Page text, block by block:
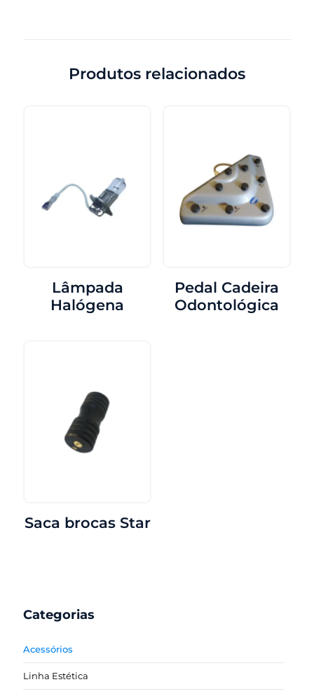
Produtos relacionados
Lâmpada
Halógena
Pedal Cadeira
Odontológica
Saca brocas Star
Categorias
Acessórios
Linha Estética